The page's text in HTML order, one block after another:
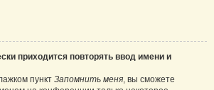
приходится повторять ввод имени и
пункт Запомнить меня, вы сможете